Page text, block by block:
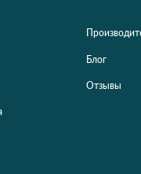
Блог
Отзывы